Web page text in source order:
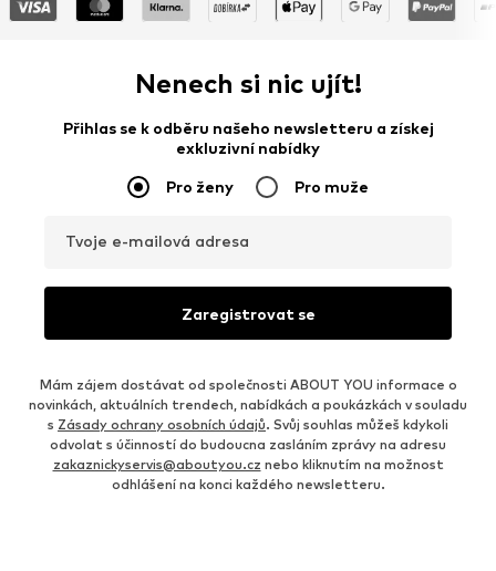
Nenech si nic ujít!
Přihlas se k odběru našeho newsletteru a získej
exkluzivní nabídky
Pro ženy Pro muže
Tvoje e-mailová adresa
Zaregistrovat se
Mám zájem dostávat od společnosti ABOUT YOU informace o
novinkách, aktuálních trendech, nabídkách a poukázkách v souladu
s Zásady ochrany osobních údajů. Svůj souhlas můžeš kdykoli
odvolat s účinností do budoucna zasláním zprávy na adresu
zakaznickyservis@aboutyou.cz nebo kliknutím na možnost
odhlášení na konci každého newsletteru.